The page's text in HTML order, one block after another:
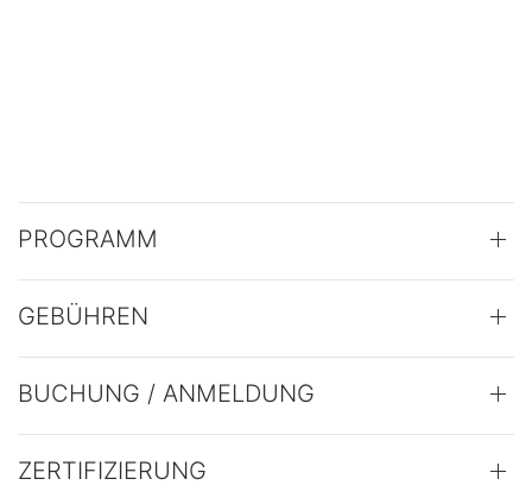
PROGRAMM
GEBÜHREN
BUCHUNG / ANMELDUNG
ZERTIFIZIERUNG